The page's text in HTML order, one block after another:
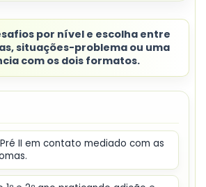
por nível e escolha entre
situações-problema ou uma
com os dois formatos.
II em contato mediado com as